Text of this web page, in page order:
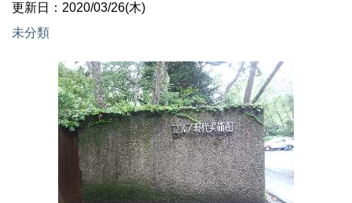
更新日：2020/03/26(木)
未分類